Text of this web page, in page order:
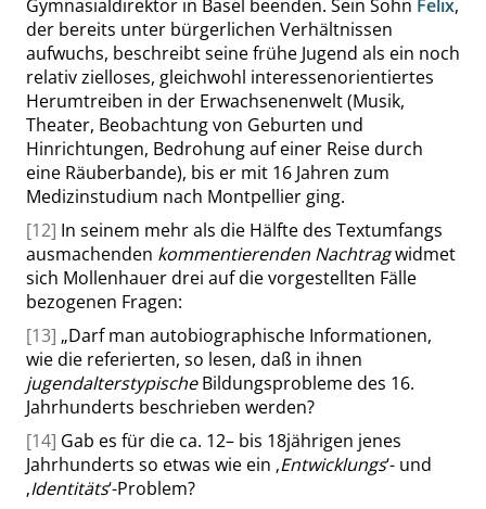
Gymnasialdirektor in Basel beenden. Sein Sohn Felix,
der bereits unter bürgerlichen Verhältnissen
aufwuchs, beschreibt seine frühe Jugend als ein noch
relativ zielloses, gleichwohl interessenorientiertes
Herumtreiben in der Erwachsenenwelt (Musik,
Theater, Beobachtung von Geburten und
Hinrichtungen, Bedrohung auf einer Reise durch
eine Räuberbande), bis er mit 16 Jahren zum
Medizinstudium nach Montpellier ging.
[12] In seinem mehr als die Hälfte des Textumfangs
ausmachenden kommentierenden Nachtragwidmet
sich Mollenhauer drei auf die vorgestellten Fälle
bezogenen Fragen:
[13] „Darf man autobiographische Informationen,
wie die referierten, so lesen, daß in ihnen
jugendalterstypischeBildungsprobleme des 16.
Jahrhunderts beschrieben werden?
[14] Gab es für die ca. 12– bis 18jährigen jenes
Jahrhunderts so etwas wie ein ‚Entwicklungs‘- und
‚Identitäts‘-Problem?